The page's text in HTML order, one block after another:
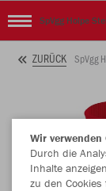
SpVgg Holpe
ZURÜCK SpVgg
Wir verwenden
Durch die
Inhalte
zu den